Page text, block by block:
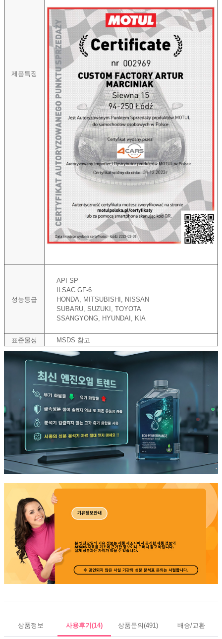
제품특징
성능등급
API SP
ILSAC GF-6
HONDA, MITSUBISHI, NISSAN
SUBARU, SUZUKI, TOYOTA
SSANGYONG, HYUNDAI, KIA
표준물성 MSDS 참고
상품정보 사용후기(14) 상품문의(491) 배송/교환